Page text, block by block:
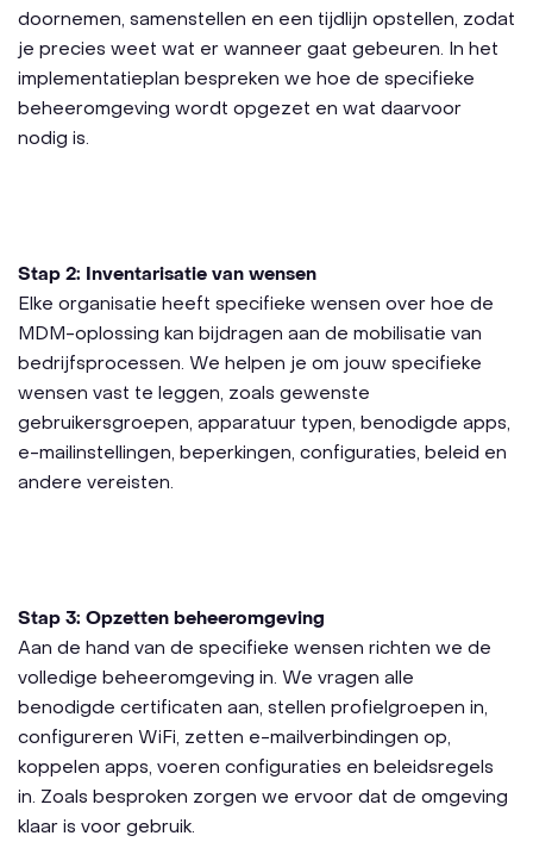
doornemen, samenstellen en een tijdlijn opstellen, zodat
je precies weet wat er wanneer gaat gebeuren. In het
implementatieplan bespreken we hoe de specifieke
beheeromgeving wordt opgezet en wat daarvoor
nodig is.
Stap 2: Inventarisatie van wensen
Elke organisatie heeft specifieke wensen over hoe de
MDM-oplossing kan bijdragen aan de mobilisatie van
bedrijfsprocessen. We helpen je om jouw specifieke
wensen vast te leggen, zoals gewenste
gebruikersgroepen, apparatuur typen, benodigde apps,
e-mailinstellingen, beperkingen, configuraties, beleid en
andere vereisten.
Stap 3: Opzetten beheeromgeving
Aan de hand van de specifieke wensen richten we de
volledige beheeromgeving in. We vragen alle
benodigde certificaten aan, stellen profielgroepen in,
configureren WiFi, zetten e-mailverbindingen op,
koppelen apps, voeren configuraties en beleidsregels
in. Zoals besproken zorgen we ervoor dat de omgeving
klaar is voor gebruik.